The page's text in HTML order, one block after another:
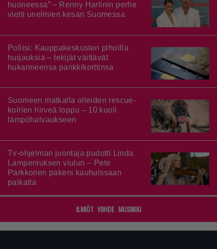
huoneessa” – Renny Harlinin perhe
vietti unelmien kesän Suomessa
Poliisi: Kauppakeskusten pihoilla
huijauksia – tekijät väittävät
hukanneensa pankkikorttinsa
Suomeen matkalla olleiden rescue-
koirien hirveä loppu – 10 kuoli
lämpöhalvaukseen
Tv-ohjelman juontaja pudotti Linda
Lampeniuksen viulun – Pete
Parkkonen pakeni kauhuissaan
paikalta
ILMIÖT VIIHDE MUSIIKKI